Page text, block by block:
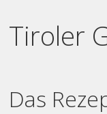
Tiroler
Das